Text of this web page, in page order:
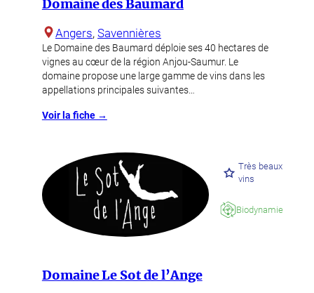
Domaine des Baumard
Angers, Savennières
Le Domaine des Baumard déploie ses 40 hectares de
vignes au cœur de la région Anjou-Saumur. Le
domaine propose une large gamme de vins dans les
appellations principales suivantes…
Voir la fiche →
Très beaux
vins
Biodynamie
Domaine Le Sot de l’Ange